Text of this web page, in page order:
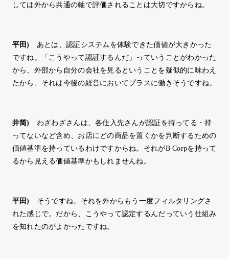
しては外から共通の軸で評価されることは大切ですからね。
平田)
あとは、認証システムを体験できた価値が大きかった
ですね。「こうやって認証するんだ」っていうことがわかった
から、外部から自分の会社を見るということを疑似的に味わえ
たから、それは今後の経営においてプラスに働きそうですね。
井筒)
わざわざさんは、各仕入先さんが認証を持ってる・持
ってないなど含め、お店にどの商品を置くかを判断するための
価値基準を持っているわけですからね。それがB Corpを持って
るから見える価値基準かもしれませんね。
平田)
そうですね。それを外からもう一度フィルタリングさ
れた感じで。だから、こうやって認定するんだっていう仕組み
を知れたのがよかったですね。